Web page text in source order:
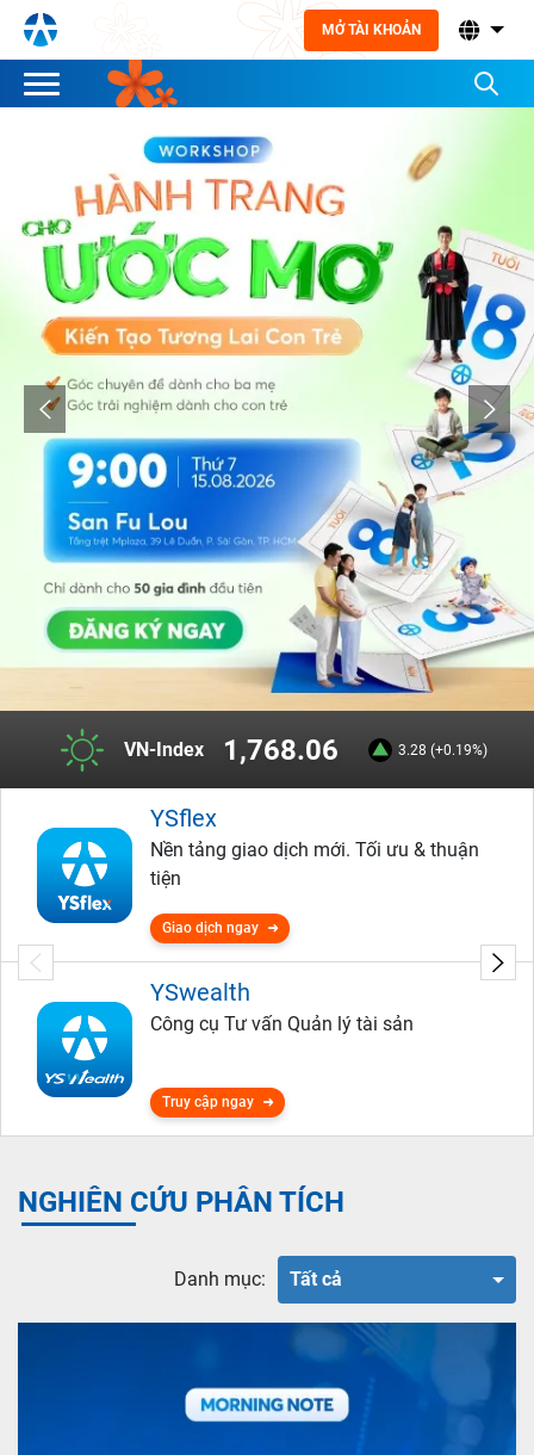
MỞ TÀI KHOẢN
VN-Index 1,768.06 3.28 (+0.19%)
YSflex
Nền tảng giao dịch mới. Tối ưu & thuận
tiện
Giao dịch ngay
YSwealth
Công cụ Tư vấn Quản lý tài sản
Truy cập ngay
NGHIÊN CỨU PHÂN TÍCH
Danh mục: Tất cả